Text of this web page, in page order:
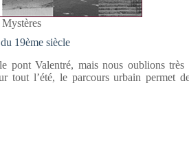
19ème siècle
pont Valentré, mais nous oublions très
tout l’été, le parcours urbain permet